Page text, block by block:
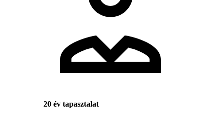
20 év tapasztalat